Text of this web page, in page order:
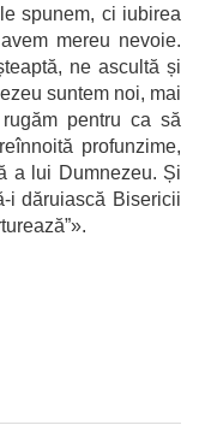
spunem, ci iubirea
mereu nevoie.
ne ascultă și
suntem noi, mai
pentru ca să
profunzime,
a lui Dumnezeu. Și
i dăruiască Bisericii